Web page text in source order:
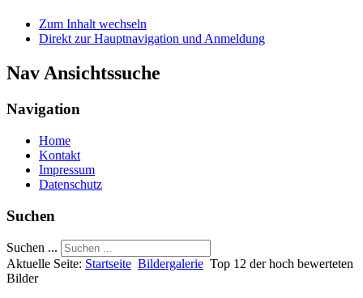
Zum Inhalt wechseln
Direkt zur Hauptnavigation und Anmeldung
Nav Ansichtssuche
Navigation
Home
Kontakt
Impressum
Datenschutz
Suchen
Suchen ...
Aktuelle Seite: Startseite Bildergalerie Top 12 der hoch bewerteten
Bilder